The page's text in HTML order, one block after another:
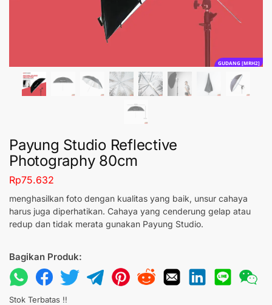
GUDANG [MRH2]
Payung Studio Reflective
Photography 80cm
Rp75.632
menghasilkan foto dengan kualitas yang baik, unsur cahaya
harus juga diperhatikan. Cahaya yang cenderung gelap atau
redup dan tidak merata gunakan Payung Studio.
Bagikan Produk:
Stok Terbatas !!